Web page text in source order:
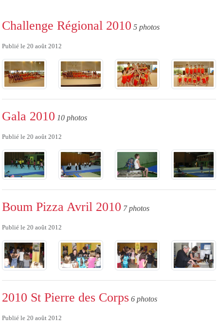
Challenge Régional 2010 5 photos
Publié le 20 août 2012
Gala 2010 10 photos
Publié le 20 août 2012
Boum Pizza Avril 2010 7 photos
Publié le 20 août 2012
2010 St Pierre des Corps 6 photos
Publié le 20 août 2012